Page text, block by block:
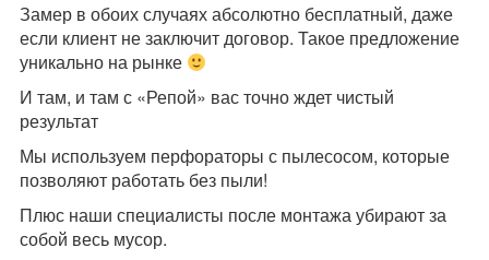
Замер в обоих случаях абсолютно бесплатный, даже
если клиент не заключит договор. Такое предложение
уникально на рынке
И там, и там с «Репой» вас точно ждет чистый
результат
Мы используем перфораторы с пылесосом, которые
позволяют работать без пыли!
Плюс наши специалисты после монтажа убирают за
собой весь мусор.